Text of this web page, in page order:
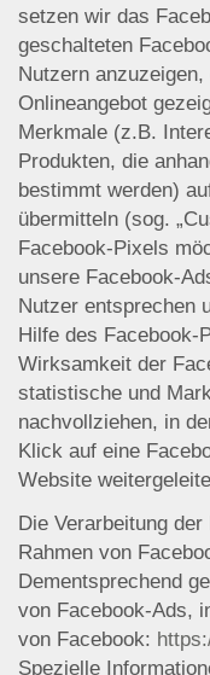
setzen wir das
geschalteten
Nutzern
Onlineangebot
Merkmale (z.B.
Produkten, die
bestimmt werden)
übermitteln (sog.
Facebook-Pixels
unsere Facebook-
Nutzer entsprechen
Hilfe des Facebook-
Wirksamkeit der
statistische und
nachvollziehen, in
Klick auf eine
Website
Die Verarbeitung
Rahmen von
Dementsprechend
von Facebook-Ads,
von Facebook:
Spezielle